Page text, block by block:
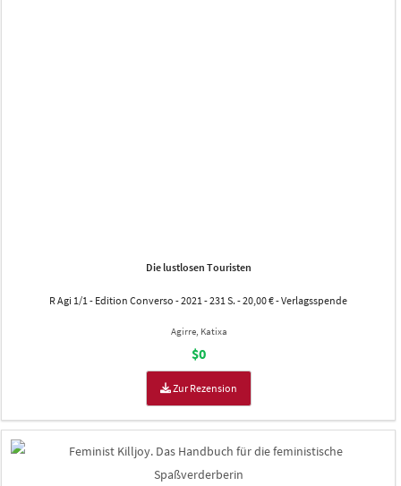
Die lustlosen Touristen
R Agi 1/1 - Edition Converso - 2021 - 231 S. - 20,00 € - Verlagsspende
Agirre, Katixa
$0
Zur Rezension